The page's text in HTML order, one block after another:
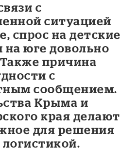
с
ситуацией
спрос на детские
на юге довольно
причина
с
сообщением.
Крыма и
края делают
для решения